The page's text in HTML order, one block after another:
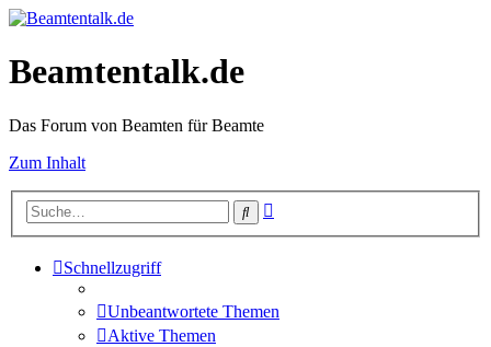
Beamtentalk.de
Das Forum von Beamten für Beamte
Zum Inhalt
Suche
Schnellzugriff
Unbeantwortete Themen
Aktive Themen